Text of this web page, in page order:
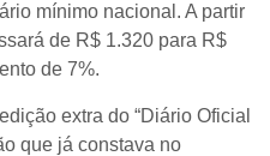
mínimo nacional. A partir
de R$ 1.320 para R$
de 7%.
extra do “Diário Oficial
que já constava no